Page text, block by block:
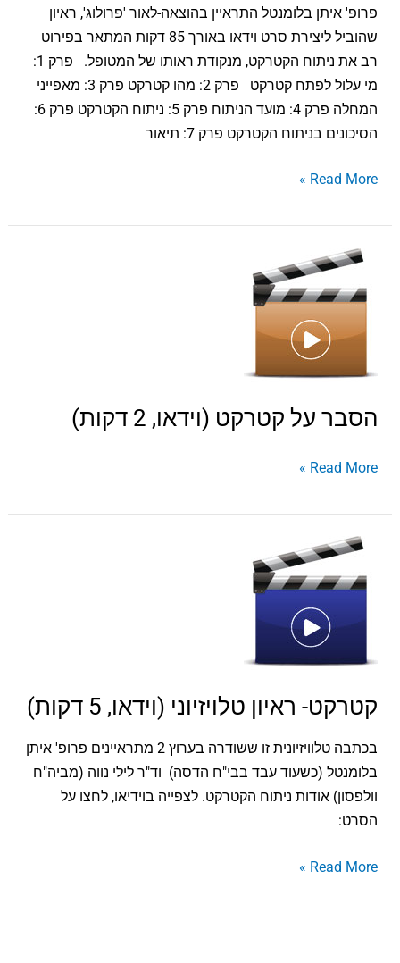
פרופ' איתן בלומנטל התראיין בהוצאה-לאור 'פרולוג', ראיון
שהוביל ליצירת סרט וידאו באורך 85 דקות המתאר בפירוט
רב את ניתוח הקטרקט, מנקודת ראותו של המטופל. פרק 1:
מי עלול לפתח קטרקט פרק 2: מהו קטרקט פרק 3: מאפייני
המחלה פרק 4: מועד הניתוח פרק 5: ניתוח הקטרקט פרק 6:
הסיכונים בניתוח הקטרקט פרק 7: תיאור
Read More »
הסבר על קטרקט (וידאו, 2 דקות)
הסבר
קטרקט
(וידאו,
דקות)
Read More »
קטרקט- ראיון טלויזיוני (וידאו, 5 דקות)
בכתבה טלוויזיונית זו ששודרה בערוץ 2 מתראיינים פרופ' איתן
בלומנטל (כשעוד עבד בבי"ח הדסה) וד"ר לילי נווה (מביה"ח
וולפסון) אודות ניתוח הקטרקט. לצפייה בוידיאו, לחצו על
הסרט:
קטרקט-
ראיון
טלויזיוני
(וידאו,
דקות)
Read More »